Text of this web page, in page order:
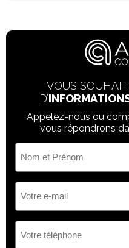
VOUS
D’
Appelez-nous ou
vous répondrons